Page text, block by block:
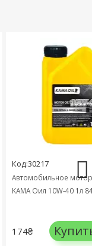
Код:30217
Автомобильное
KAMA Оил 10W-40 1л 8417
174₴ Купить